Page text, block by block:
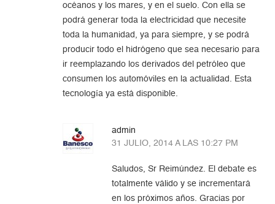
océanos y los mares, y en el suelo. Con ella se
podrá generar toda la electricidad que necesite
toda la humanidad, ya para siempre, y se podrá
producir todo el hidrógeno que sea necesario para
ir reemplazando los derivados del petróleo que
consumen los automóviles en la actualidad. Esta
tecnología ya está disponible.
admin
31 JULIO, 2014 A LAS 10:27 PM
Saludos, Sr Reimúndez. El debate es
totalmente válido y se incrementará
en los próximos años. Gracias por